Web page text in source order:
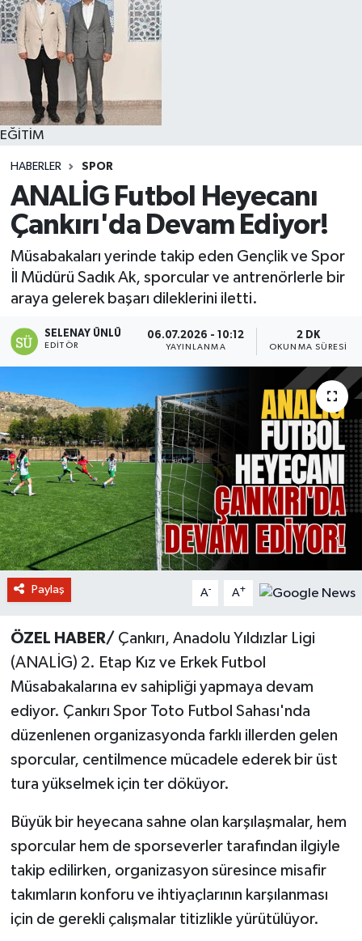
EĞİTİM
HABERLER SPOR
ANALİG Futbol Heyecanı
Çankırı'da Devam Ediyor!
Müsabakaları yerinde takip eden Gençlik ve Spor
İl Müdürü Sadık Ak, sporcular ve antrenörlerle bir
araya gelerek başarı dileklerini iletti.
SELENAY ÜNLÜ
EDITÖR
06.07.2026 - 10:12
YAYINLANMA
2 DK
OKUNMA SÜRESI
Paylaş A- A+
ÖZEL HABER/ Çankırı, Anadolu Yıldızlar Ligi
(ANALİG) 2. Etap Kız ve Erkek Futbol
Müsabakalarına ev sahipliği yapmaya devam
ediyor. Çankırı Spor Toto Futbol Sahası'nda
düzenlenen organizasyonda farklı illerden gelen
sporcular, centilmence mücadele ederek bir üst
tura yükselmek için ter döküyor.
Büyük bir heyecana sahne olan karşılaşmalar, hem
sporcular hem de sporseverler tarafından ilgiyle
takip edilirken, organizasyon süresince misafir
takımların konforu ve ihtiyaçlarının karşılanması
için de gerekli çalışmalar titizlikle yürütülüyor.